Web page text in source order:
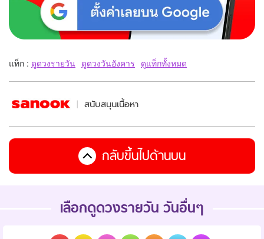
แท็ก : ดูดวงรายวัน ดูดวงวันอังคาร ดูแท็กทั้งหมด
สนับสนุนเนื้อหา
กลับขึ้นไปด้านบน
เลือกดูดวงรายวัน วันอื่นๆ